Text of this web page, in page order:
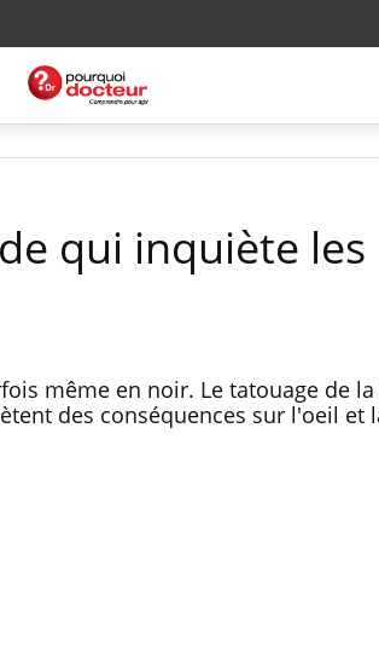
qui inquiète les
même en noir. Le tatouage de
des conséquences sur l'oeil et